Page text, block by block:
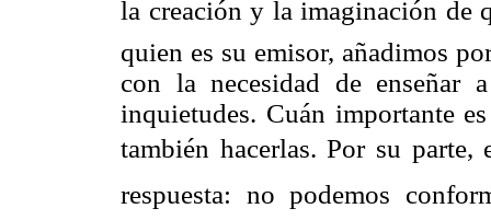
la creación y la imaginación de
quien es su emisor, añadimos
con la necesidad de enseñar
inquietudes. Cuán importante
también hacerlas. Por su parte,
respuesta: no podemos